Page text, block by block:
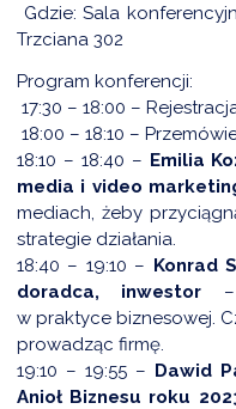
OBSŁUGI
Gdzie: Sala
Trzciana 302
Program konferencji:
17:30 – 18:00 –
18:00 – 18:10 –
18:10 – 18:40 – Emilia
media i video
mediach, żeby
strategie działania.
18:40 – 19:10 – Konrad
doradca, inwestor –
w praktyce biznesowej.
prowadząc firmę.
19:10 – 19:55 – Dawid
Anioł Biznesu roku